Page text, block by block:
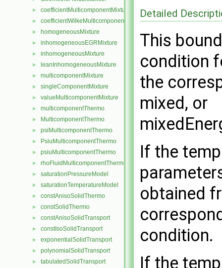
► coefficientMulticomponentMixture
► coefficientWilkeMulticomponentMixture
► homogeneousMixture
► inhomogeneousEGRMixture
► inhomogeneousMixture
► leanInhomogeneousMixture
► multicomponentMixture
► singleComponentMixture
► valueMulticomponentMixture
► multicomponentThermo
► MulticomponentThermo
► psiMulticomponentThermo
► PsiuMulticomponentThermo
► psiuMulticomponentThermo
► rhoFluidMulticomponentThermo
► saturationPressureModel
► saturationTemperatureModel
► constAnisoSolidThermo
► constSolidThermo
► constAnisoSolidTransport
► constIsoSolidTransport
► exponentialSolidTransport
► polynomialSolidTransport
► tabulatedSolidTransport
Detailed
This
condition
the
mixed, or
If the
obtained
condition.
If the